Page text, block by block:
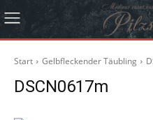
Start Gelbfleckender Täubling
DSCN0617m